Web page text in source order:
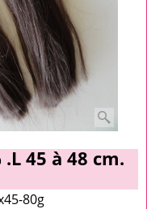
45 à 48 cm.
80g